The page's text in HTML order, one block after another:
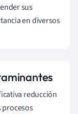
sus
en diversos
reducción